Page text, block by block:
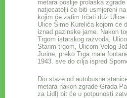
metara poslije prolaska
natjecatelji će biti usmjereni
kojim će zatim trčati duž
Ulice Šime Kurelića kojom će
iznad pazinske jame. Nakon
Trgom istarskog razvoda,
Starim trgom, Ulicom Velog
Jurine, preko Trga male
1943. sve do cilja ispred
Dio staze od autobusne
metara nakon zgrade Grada
za Lidl) bit će u potpunosti